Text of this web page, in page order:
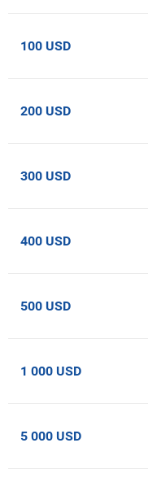
100 USD
200 USD
300 USD
400 USD
500 USD
1 000 USD
5 000 USD